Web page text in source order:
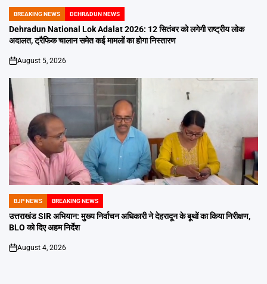
POSTED
IN
BREAKING NEWS DEHRADUN NEWS
Dehradun National Lok Adalat 2026: 12 सितंबर को लगेगी राष्ट्रीय लोक
अदालत, ट्रैफिक चालान समेत कई मामलों का होगा निस्तारण
on
August 5, 2026
POSTED
IN
BJP NEWS BREAKING NEWS
उत्तराखंड SIR अभियान: मुख्य निर्वाचन अधिकारी ने देहरादून के बूथों का किया निरीक्षण,
BLO को दिए अहम निर्देश
on
August 4, 2026